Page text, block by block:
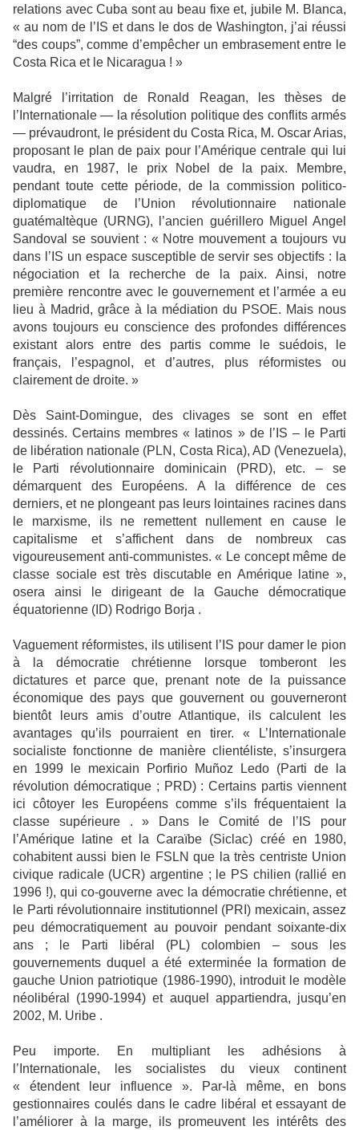
relations avec Cuba sont au beau fixe et, jubile M. Blanca,
« au nom de l’IS et dans le dos de Washington, j’ai réussi
“des coups”, comme d’empêcher un embrasement entre le
Costa Rica et le Nicaragua ! »
Malgré l’irritation de Ronald Reagan, les thèses de
l’Internationale — la résolution politique des conflits armés
— prévaudront, le président du Costa Rica, M. Oscar Arias,
proposant le plan de paix pour l’Amérique centrale qui lui
vaudra, en 1987, le prix Nobel de la paix. Membre,
pendant toute cette période, de la commission politico-
diplomatique de l’Union révolutionnaire nationale
guatémaltèque (URNG), l’ancien guérillero Miguel Angel
Sandoval se souvient : « Notre mouvement a toujours vu
dans l’IS un espace susceptible de servir ses objectifs : la
négociation et la recherche de la paix. Ainsi, notre
première rencontre avec le gouvernement et l’armée a eu
lieu à Madrid, grâce à la médiation du PSOE. Mais nous
avons toujours eu conscience des profondes différences
existant alors entre des partis comme le suédois, le
français, l’espagnol, et d’autres, plus réformistes ou
clairement de droite. »
Dès Saint-Domingue, des clivages se sont en effet
dessinés. Certains membres « latinos » de l’IS – le Parti
de libération nationale (PLN, Costa Rica), AD (Venezuela),
le Parti révolutionnaire dominicain (PRD), etc. – se
démarquent des Européens. A la différence de ces
derniers, et ne plongeant pas leurs lointaines racines dans
le marxisme, ils ne remettent nullement en cause le
capitalisme et s’affichent dans de nombreux cas
vigoureusement anti-communistes. « Le concept même de
classe sociale est très discutable en Amérique latine »,
osera ainsi le dirigeant de la Gauche démocratique
équatorienne (ID) Rodrigo Borja .
Vaguement réformistes, ils utilisent l’IS pour damer le pion
à la démocratie chrétienne lorsque tomberont les
dictatures et parce que, prenant note de la puissance
économique des pays que gouvernent ou gouverneront
bientôt leurs amis d’outre Atlantique, ils calculent les
avantages qu’ils pourraient en tirer. « L’Internationale
socialiste fonctionne de manière clientéliste, s’insurgera
en 1999 le mexicain Porfirio Muñoz Ledo (Parti de la
révolution démocratique ; PRD) : Certains partis viennent
ici côtoyer les Européens comme s’ils fréquentaient la
classe supérieure . » Dans le Comité de l’IS pour
l’Amérique latine et la Caraïbe (Siclac) créé en 1980,
cohabitent aussi bien le FSLN que la très centriste Union
civique radicale (UCR) argentine ; le PS chilien (rallié en
1996 !), qui co-gouverne avec la démocratie chrétienne, et
le Parti révolutionnaire institutionnel (PRI) mexicain, assez
peu démocratiquement au pouvoir pendant soixante-dix
ans ; le Parti libéral (PL) colombien – sous les
gouvernements duquel a été exterminée la formation de
gauche Union patriotique (1986-1990), introduit le modèle
néolibéral (1990-1994) et auquel appartiendra, jusqu’en
2002, M. Uribe .
Peu importe. En multipliant les adhésions à
l’Internationale, les socialistes du vieux continent
« étendent leur influence ». Par-là même, en bons
gestionnaires coulés dans le cadre libéral et essayant de
l’améliorer à la marge, ils promeuvent les intérêts des